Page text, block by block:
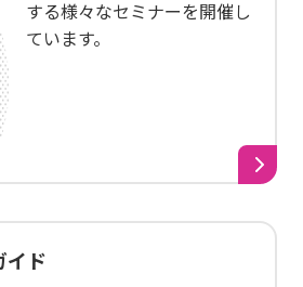
する様々なセミナーを開催し
ています。
イド